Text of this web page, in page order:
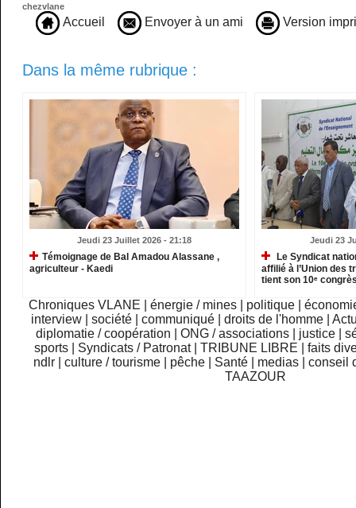
chezvlane
Accueil Envoyer à un ami Version
Dans la même rubrique :
Jeudi 23 Juillet 2026 - 21:18
​Témoignage de Bal Amadou Alassane ,
agriculteur - Kaedi
Jeudi 23
Le Syndicat
affilié à l’Union des
tient son 10ᵉ
Chroniques VLANE énergie / mines politique
interview
|société |communiqué |droits de l'homme |
diplomatie / coopération
ONG / associations justice
sports
Syndicats / Patronat TRIBUNE LIBRE
faits
ndlr
|culture / tourisme pêche Santé medias |conseil
TAAZOUR